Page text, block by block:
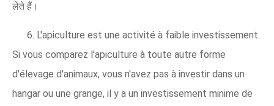
लेते हैं।
6. L'apiculture est une activité à faible investissement
Si vous comparez l'apiculture à toute autre forme
d'élevage d'animaux, vous n'avez pas à investir dans un
hangar ou une grange, il y a un investissement minime de